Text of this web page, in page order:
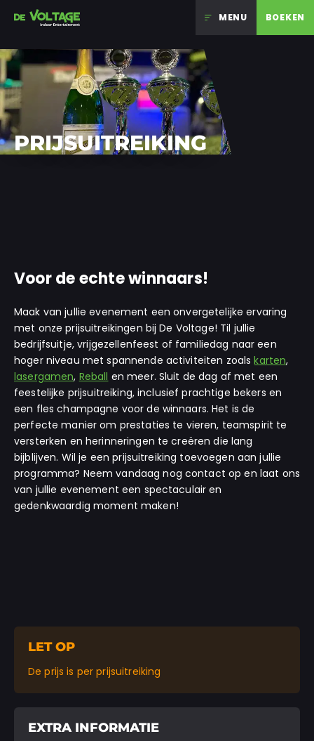
Ga naar inhoud
MENU BOEKEN
PRIJSUITREIKING
Voor de echte winnaars!
Maak van jullie evenement een onvergetelijke ervaring
met onze prijsuitreikingen bij De Voltage! Til jullie
bedrijfsuitje, vrijgezellenfeest of familiedag naar een
hoger niveau met spannende activiteiten zoalskarten,
lasergamen, Reball en meer. Sluit de dag af met een
feestelijke prijsuitreiking, inclusief prachtige bekers en
een fles champagne voor de winnaars. Het is de
perfecte manier om prestaties te vieren, teamspirit te
versterken en herinneringen te creëren die lang
bijblijven. Wil je een prijsuitreiking toevoegen aan jullie
programma? Neem vandaag nog contact op en laat ons
van jullie evenement een spectaculair en
gedenkwaardig moment maken!
LET OP
De prijs is per prijsuitreiking
EXTRA INFORMATIE